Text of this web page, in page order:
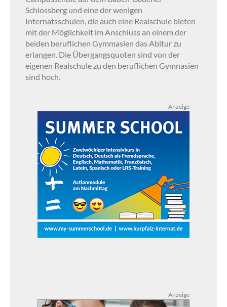
Schlossberg und eine der wenigen
Internatsschulen, die auch eine Realschule bieten
mit der Möglichkeit im Anschluss an einem der
beiden beruflichen Gymmasien das Abitur zu
erlangen. Die Übergangsquoten sind von der
eigenen Realschule zu den beruflichen Gymnasien
sind hoch.
Anzeige
Anzeige